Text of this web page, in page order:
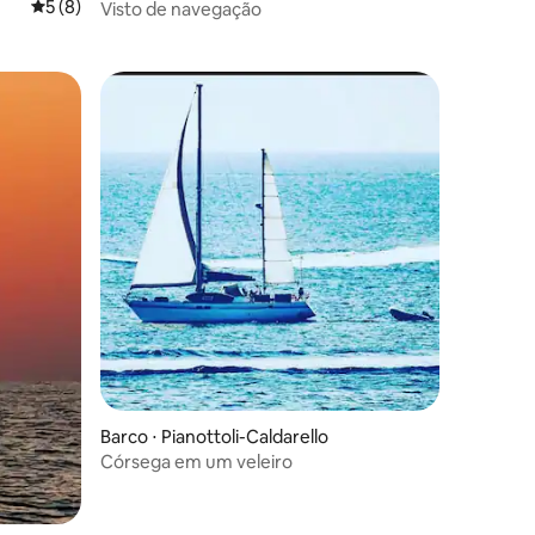
5 de uma avaliação média de 5, 8 avaliações
5 (8)
Visto de navegação
Barco ⋅ Pianottoli-Caldarello
Córsega em um veleiro